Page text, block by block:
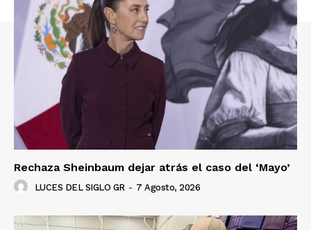
Rechaza Sheinbaum dejar atrás el caso del ‘Mayo’
LUCES DEL SIGLO GR - 7 Agosto, 2026